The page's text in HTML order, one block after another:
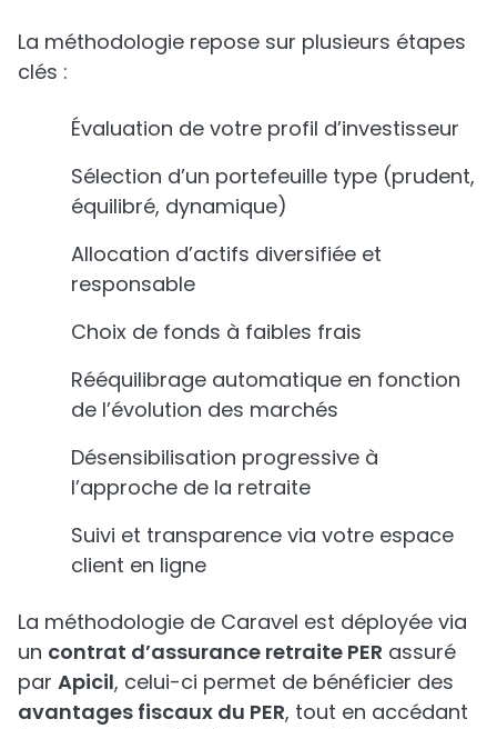
La méthodologie repose sur plusieurs étapes
clés :
Évaluation de votre profil d’investisseur
Sélection d’un portefeuille type (prudent,
équilibré, dynamique)
Allocation d’actifs diversifiée et
responsable
Choix de fonds à faibles frais
Rééquilibrage automatique en fonction
de l’évolution des marchés
Désensibilisation progressive à
l’approche de la retraite
Suivi et transparence via votre espace
client en ligne
La méthodologie de Caravel est déployée via
un contrat d’assurance retraite PER assuré
par Apicil, celui-ci permet de bénéficier des
avantages fiscaux du PER, tout en accédant